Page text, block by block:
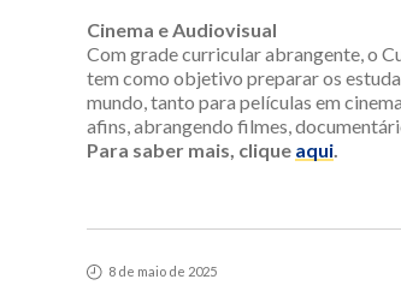
Cinema e Audiovisual
Com grade curricular abrangente, o
tem como objetivo preparar os
mundo, tanto para películas em
afins, abrangendo filmes,
Para saber mais, clique aqui.
8 de maio de 2025